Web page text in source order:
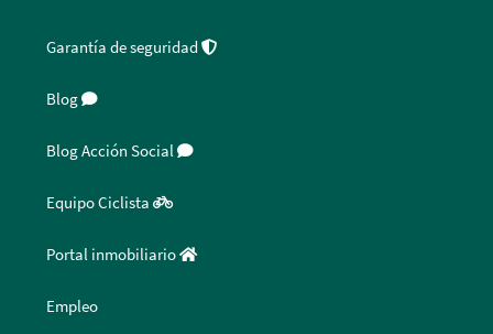
Garantía de seguridad
Blog
Blog Acción Social
Equipo Ciclista
Portal inmobiliario
Empleo